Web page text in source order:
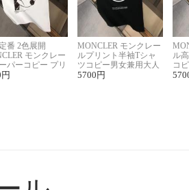
番 2色展開
モンクレー
パーコピー プリ
袖Tシャツ
円
MONCLER モンクレー
ルプリント半袖Tシャ
ツコピー男女兼用大人
可愛い春夏コーデ
5700 円
ル
コ
ィ